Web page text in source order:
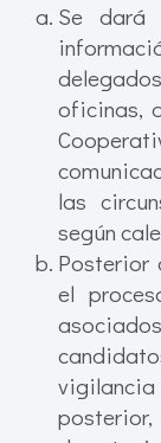
Se dará
oficinas,
las
según
Posterior
el